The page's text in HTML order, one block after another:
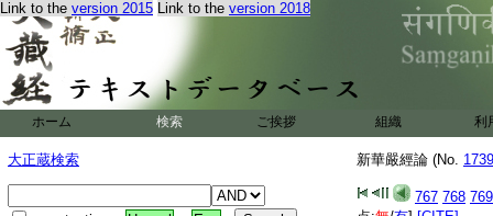
Link to the version 2015 Link to the version 2018
ホーム 検索 ご挨拶 組織 利
大正蔵検索 新華嚴經論 (No.
767 768 769
光令文殊師利賢首
十住十行十迴向十
法。從現相品至如
等覺位中一會。在
末故。如來出現品
普賢口。令此二人
殊爲法界體。普賢
或文殊爲因。普賢